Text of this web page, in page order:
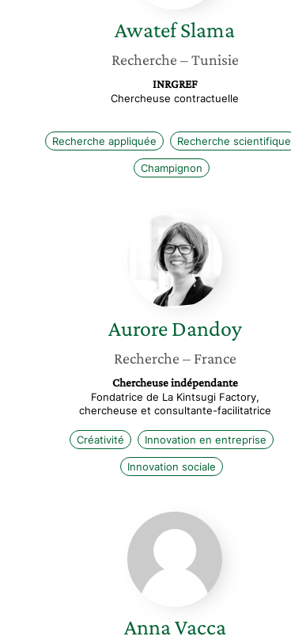
AwatefSlama
Recherche – Tunisie
INRGREF
Chercheuse contractuelle
Recherche appliquée Recherche scientifique
Champignon
Aurore
Dandoy
Aurore Dandoy
Recherche – France
Chercheuse indépendante
Fondatrice de La Kintsugi Factory,
chercheuse et consultante-facilitatrice
Créativité Innovation en entreprise
Innovation sociale
Anna
Vacca
AnnaVacca